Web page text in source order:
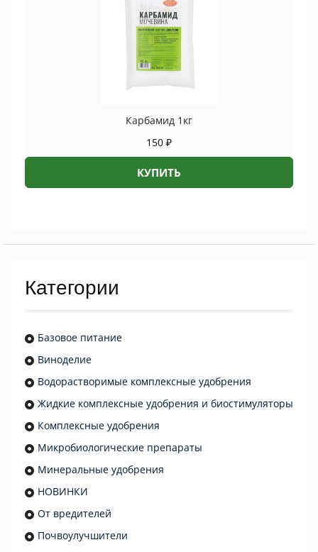
Карбамид 1кг
150 ₽
КУПИТЬ
Категории
Базовое питание
Виноделие
Водорастворимые комплексные удобрения
Жидкие комплексные удобрения и биостимуляторы
Комплексные удобрения
Микробиологические препараты
Минеральные удобрения
НОВИНКИ
От вредителей
Почвоулучшители